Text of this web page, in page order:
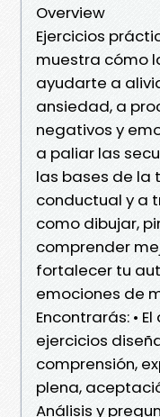
Overview
Ejercicios
muestra cómo
ayudarte a
ansiedad, a
negativos y
a paliar las
las bases de
conductual y a
como dibujar,
comprender
fortalecer tu
emociones de
Encontrarás: •
ejercicios
comprensión,
plena,
Análisis y